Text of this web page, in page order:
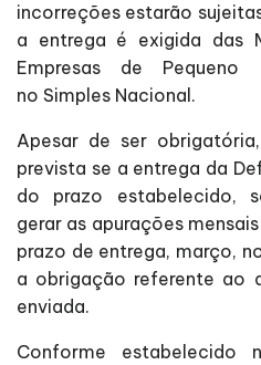
incorreções estarão
a entrega é exigida das
Empresas de Pequeno
no Simples Nacional.
Apesar de ser
prevista se a entrega da
do prazo estabelecido,
gerar as apurações
prazo de entrega, março,
a obrigação referente ao
enviada.
Conforme estabelecido